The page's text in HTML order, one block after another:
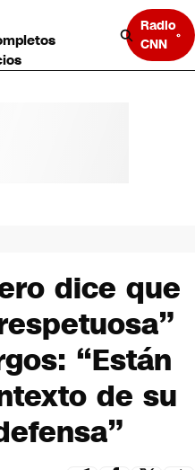
Radio
CNN
dice que
“Están
de su